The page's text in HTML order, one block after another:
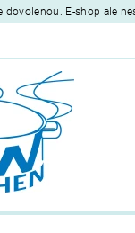
E-shop ale